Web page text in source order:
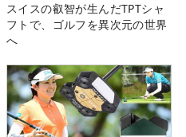
スイスの叡智が生んだTPTシャ
フトで、ゴルフを異次元の世界
へ